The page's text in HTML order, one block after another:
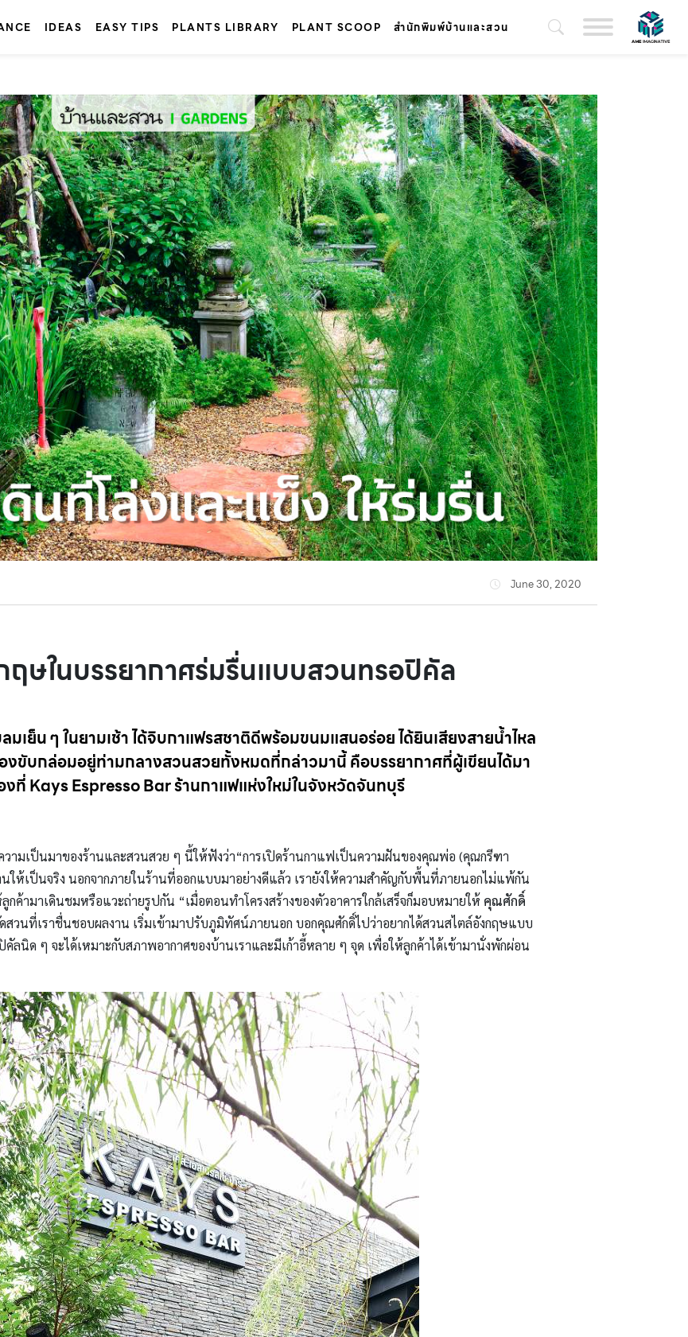
IDEAS EASY TIPS PLANTS LIBRARY PLANT SCOOP สำนักพิมพ์บ้านและสวน
June 30, 2020
ษในบรรยากาศร่มรื่นแบบสวนทรอปิคัล
เย็น ๆ ในยามเช้า ได้จิบกาแฟรสชาติดีพร้อมขนมแสนอร่อย ได้ยินเสียงสายน้ำไหล
งขับกล่อมอยู่ท่ามกลางสวนสวยทั้งหมดที่กล่าวมานี้ คือบรรยากาศที่ผู้เขียนได้มา
ที่ Kays Espresso Bar ร้านกาแฟแห่งใหม่ในจังหวัดจันทบุรี
ความเป็นมาของร้านและสวนสวย ๆ นี้ให้ฟังว่า“การเปิดร้านกาแฟเป็นความฝันของคุณพ่อ (คุณกรีฑา
นให้เป็นจริง นอกจากภายในร้านที่ออกแบบมาอย่างดีแล้ว เรายังให้ความสำคัญกับพื้นที่ภายนอกไม่แพ้กัน
ค้ามาเดินชมหรือแวะถ่ายรูปกัน “เมื่อตอนทำโครงสร้างของตัวอาคารใกล้เสร็จก็มอบหมายให้ คุณศักดิ์
สวนที่เราชื่นชอบผลงาน เริ่มเข้ามาปรับภูมิทัศน์ภายนอก บอกคุณศักดิ์ไปว่าอยากได้สวนสไตล์อังกฤษแบบ
นิด ๆ จะได้เหมาะกับสภาพอากาศของบ้านเราและมีเก้าอี้หลาย ๆ จุด เพื่อให้ลูกค้าได้เข้ามานั่งพักผ่อน